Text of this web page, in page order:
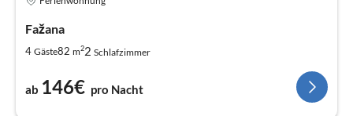
Fažana
4 Gäste82 m22 Schlafzimmer
ab 146€ pro Nacht